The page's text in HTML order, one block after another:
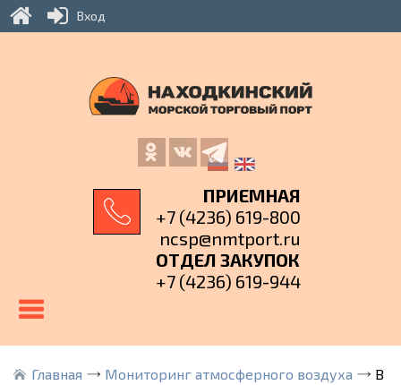
ПРИЕМНАЯ
+7 (4236) 619-800
ncsp@nmtport.ru
ОТДЕЛ ЗАКУПОК
+7 (4236) 619-944
Главная Мониторинг атмосферного воздуха
В
Вход